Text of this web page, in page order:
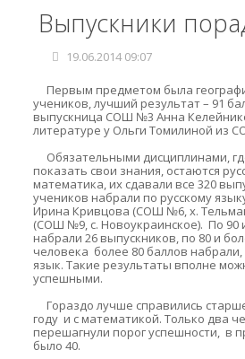
Выпускники
19.06.2014 09:07
Первым предметом была
учеников, лучший результат – 91
выпускница СОШ №3 Анна
литературе у Ольги Томилиной из
Обязательными дисциплинами,
показать свои знания, остаются
математика, их сдавали все 320
учеников набрали по русскому
Ирина Кривцова (СОШ №6, х.
(СОШ №9, с. Новоукраинское). По 90
набрали 26 выпускников, по 80 и
человека более 80 баллов набрали,
язык. Такие результаты вполне
успешными.
Гораздо лучше справились
году и с математикой. Только два
перешагнули порог успешности, в
было 40.